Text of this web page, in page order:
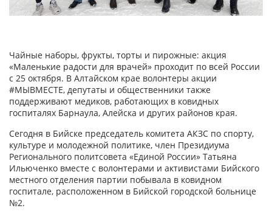
Чайные наборы, фрукты, торты и пирожные: акция
«Маленькие радости для врачей» проходит по всей России
с 25 октября. В Алтайском крае волонтеры акции
#МЫВМЕСТЕ, депутаты и общественники также
поддерживают медиков, работающих в ковидных
госпиталях Барнаула, Алейска и других районов края.
Сегодня в Бийске председатель комитета АКЗС по спорту,
культуре и молодежной политике, член Президиума
Регионального политсовета «Единой России» Татьяна
Ильюченко вместе с волонтерами и активистами Бийского
местного отделения партии побывала в ковидном
госпитале, расположенном в Бийской городской больнице
№2.